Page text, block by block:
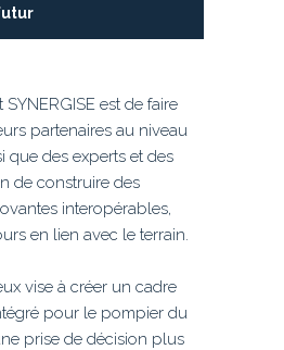
SYNERGISE est de faire
partenaires au niveau
que des experts et des
de construire des
interopérables,
en lien avec le terrain.
vise à créer un cadre
pour le pompier du
prise de décision plus